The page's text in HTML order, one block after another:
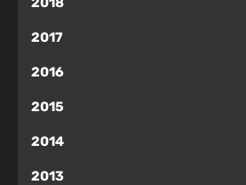
2017
2016
2015
2014
2013